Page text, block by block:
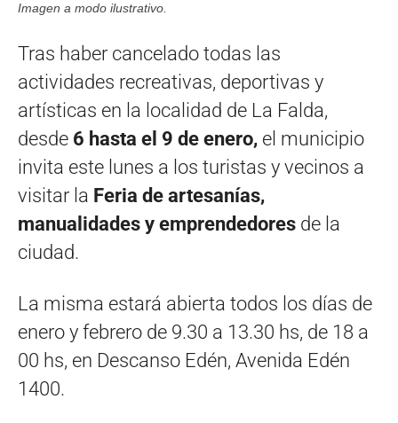
Imagen a modo ilustrativo.
Tras haber cancelado todas las
actividades recreativas, deportivas y
artísticas en la localidad de La Falda,
desde 6 hasta el 9 de enero, el municipio
invita este lunes a los turistas y vecinos a
visitar la Feria de artesanías,
manualidades y emprendedores de la
ciudad.
La misma estará abierta todos los días de
enero y febrero de 9.30 a 13.30 hs, de 18 a
00 hs, en Descanso Edén, Avenida Edén
1400.